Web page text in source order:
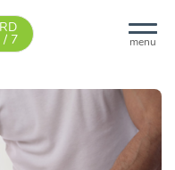
menu
/ 7